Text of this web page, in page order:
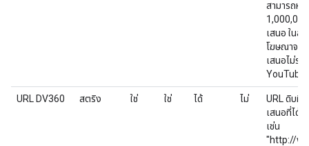
สามารถหา
เสนอ ในส
โฆษณาจริ
เสนอไม่ร
YouTube
URL DV360 สตริง ใช่ ใช่ ได้ ไม่
URL ดิบที่ไ
เสนอที่ได้
เช่น
"http://